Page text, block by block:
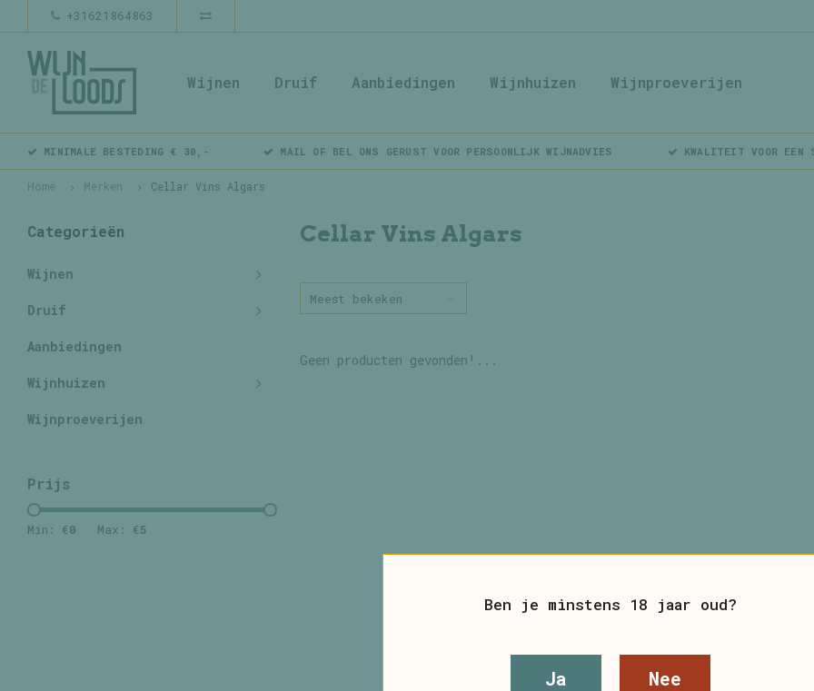
+31621864863
Wijnen Druif Aanbiedingen Wijnhuizen Wijnproeverijen
MINIMALE BESTEDING € 30,- MAIL OF BEL ONS GERUST VOOR PERSOONLIJK WIJNADVIES KWALITEIT VOOR EEN
Home Merken Cellar Vins Algars
Categorieën
Wijnen
Druif
Aanbiedingen
Wijnhuizen
Wijnproeverijen
Prijs
Min: €0 Max: €5
Cellar Vins Algars
Meest bekeken
Geen producten gevonden!...
Ben je minstens 18 jaar oud?
Ja Nee